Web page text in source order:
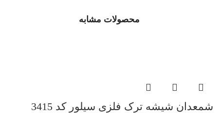
محصولات مشابه
شمعدان شیشه ترک فلزی سیلور کد 3415